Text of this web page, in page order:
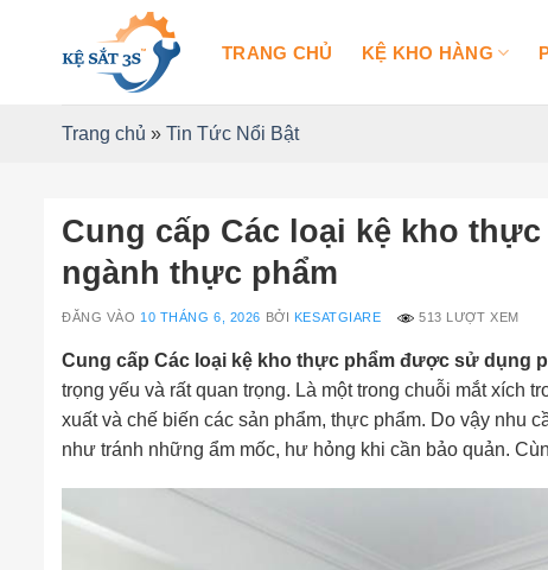
TRANG CHỦ KỆ KHO HÀNG
Trang chủ » Tin Tức Nổi Bật
Cung cấp Các loại kệ kho
ngành thực phẩm
ĐĂNG VÀO 10 THÁNG 6, 2026 BỞI KESATGIARE 513 LƯỢT XEM
Cung cấp Các loại kệ kho thực phẩm được sử dụng
trọng yếu và rất quan trọng. Là một trong chuỗi mắt xích
xuất và chế biến các sản phẩm, thực phẩm. Do vậy nhu
như tránh những ẩm mốc, hư hỏng khi cần bảo quản.